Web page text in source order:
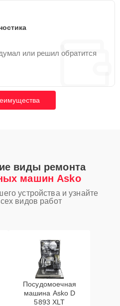
или решил обратится
виды ремонта
машин Asko
устройства и узнайте
видов работ
Посудомоечная
машина Asko D
5893 XLT